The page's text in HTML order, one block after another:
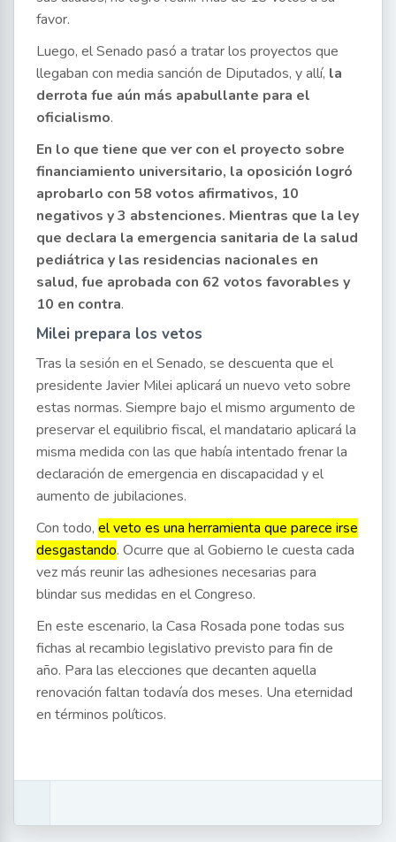
favor.
Luego, el Senado pasó a tratar los proyectos que
llegaban con media sanción de Diputados, y allí, la
derrota fue aún más apabullante para el
oficialismo.
En lo que tiene que ver con el proyecto sobre
financiamiento universitario, la oposición logró
aprobarlo con 58 votos afirmativos, 10
negativos y 3 abstenciones. Mientras que la ley
que declara la emergencia sanitaria de la salud
pediátrica y las residencias nacionales en
salud, fue aprobada con 62 votos favorables y
10 en contra.
Milei prepara los vetos
Tras la sesión en el Senado, se descuenta que el
presidente Javier Milei aplicará un nuevo veto sobre
estas normas. Siempre bajo el mismo argumento de
preservar el equilibrio fiscal, el mandatario aplicará la
misma medida con las que había intentado frenar la
declaración de emergencia en discapacidad y el
aumento de jubilaciones.
Con todo, el veto es una herramienta que parece irse
desgastando. Ocurre que al Gobierno le cuesta cada
vez más reunir las adhesiones necesarias para
blindar sus medidas en el Congreso.
En este escenario, la Casa Rosada pone todas sus
fichas al recambio legislativo previsto para fin de
año. Para las elecciones que decanten aquella
renovación faltan todavía dos meses. Una eternidad
en términos políticos.